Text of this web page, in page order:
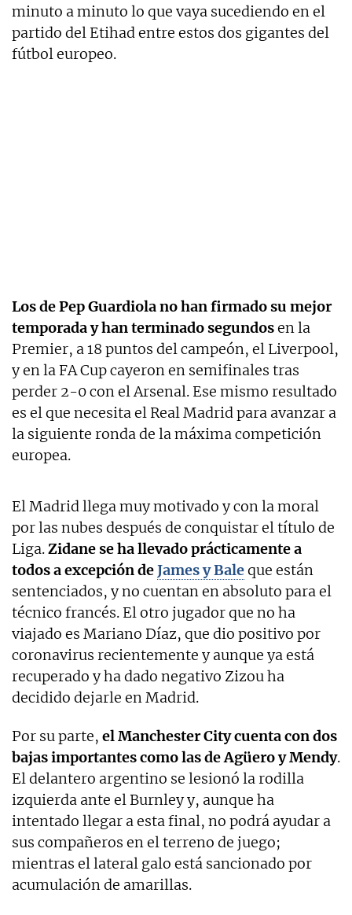
minuto a minuto lo que vaya sucediendo en el
partido del Etihad entre estos dos gigantes del
fútbol europeo.
Los de Pep Guardiola no han firmado su mejor
temporada y han terminado segundosen la
Premier, a 18 puntos del campeón, el Liverpool,
y en la FA Cup cayeron en semifinales tras
perder 2-0 con el Arsenal. Ese mismo resultado
es el que necesita el Real Madrid para avanzar a
la siguiente ronda de la máxima competición
europea.
El Madrid llega muy motivado y con la moral
por las nubes después de conquistar el título de
Liga.Zidane se ha llevado prácticamente a
todos a excepción deJames y Baleque están
sentenciados, y no cuentan en absoluto para el
técnico francés. El otro jugador que no ha
viajado es Mariano Díaz, que dio positivo por
coronavirus recientemente y aunque ya está
recuperado y ha dado negativo Zizou ha
decidido dejarle en Madrid.
Por su parte, el Manchester City cuenta con dos
bajas importantes como las de Agüero y Mendy.
El delantero argentino se lesionó la rodilla
izquierda ante el Burnley y, aunque ha
intentado llegar a esta final, no podrá ayudar a
sus compañeros en el terreno de juego;
mientras el lateral galo está sancionado por
acumulación de amarillas.